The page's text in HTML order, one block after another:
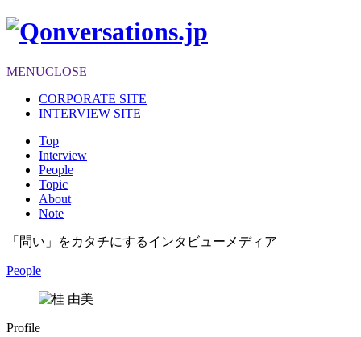
MENUCLOSE
CORPORATE SITE
INTERVIEW SITE
Top
Interview
People
Topic
About
Note
「問い」をカタチにするインタビューメディア
People
Profile